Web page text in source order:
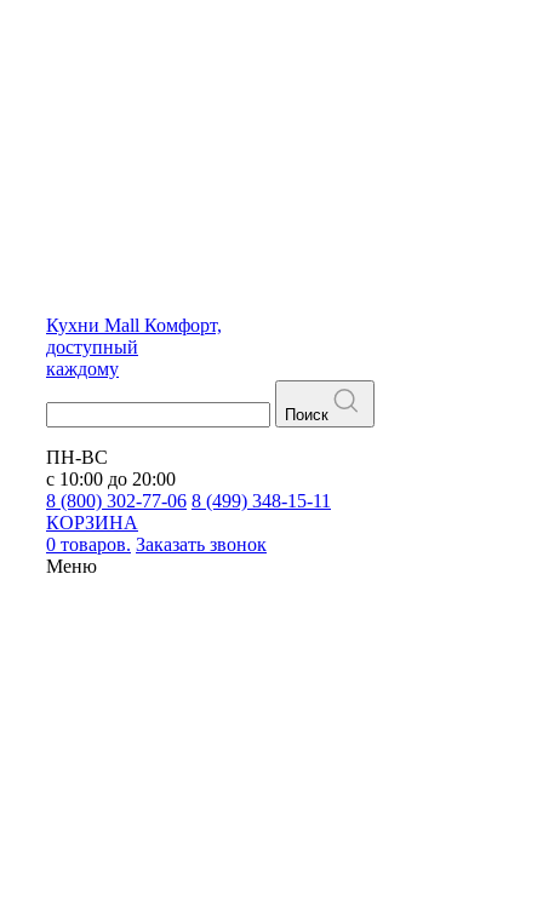
Кухни Mall Комфорт,
доступный
каждому
Поиск
ПН-ВС
с 10:00 до 20:00
8 (800) 302-77-06 8 (499) 348-15-11
КОРЗИНА
0 товаров. Заказать звонок
Меню